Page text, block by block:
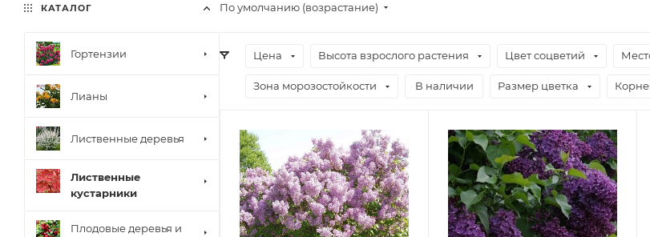
По умолчанию (возрастание)
Цена Высота взрослого растения Цвет соцветий
Зона морозостойкости В наличии Размер цветка
КАТАЛОГ
Гортензии
Лианы
Лиственные деревья
Лиственные
кустарники
Плодовые деревья и